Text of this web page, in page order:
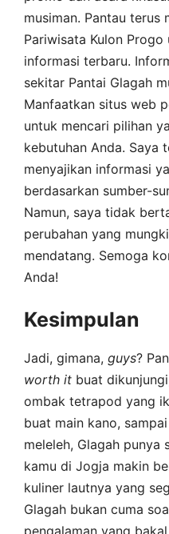
musiman. Pantau terus
Pariwisata Kulon
informasi terbaru.
sekitar Pantai Glagah
Manfaatkan situs web
untuk mencari pilihan
kebutuhan Anda. Saya
menyajikan informasi
berdasarkan sumber-
Namun, saya tidak
perubahan yang
mendatang. Semoga
Anda!
Kesimpulan
Jadi, gimana, guys?
worth it buat
ombak tetrapod yang
buat main kano,
meleleh, Glagah punya
kamu di Jogja makin
kuliner lautnya yang
Glagah bukan cuma
pengalaman yang